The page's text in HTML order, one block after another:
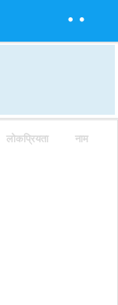
लोकप्रियता नाम